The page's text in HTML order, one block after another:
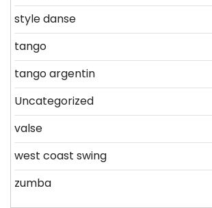
style danse
tango
tango argentin
Uncategorized
valse
west coast swing
zumba